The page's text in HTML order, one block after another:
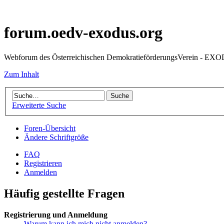
forum.oedv-exodus.org
Webforum des Österreichischen DemokratieförderungsVerein -
Zum Inhalt
Erweiterte Suche
Foren-Übersicht
Ändere Schriftgröße
FAQ
Registrieren
Anmelden
Häufig gestellte Fragen
Registrierung und Anmeldung